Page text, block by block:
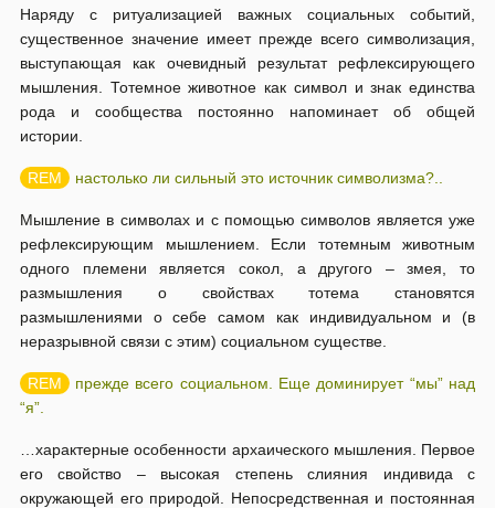
Наряду с ритуализацией важных социальных событий,
существенное значение имеет прежде всего символизация,
выступающая как очевидный результат рефлексирующего
мышления. Тотемное животное как символ и знак единства
рода и сообщества постоянно напоминает об общей
истории.
настолько ли сильный это источник символизма?..
Мышление в символах и с помощью символов является уже
рефлексирующим мышлением. Если тотемным животным
одного племени является сокол, а другого – змея, то
размышления о свойствах тотема становятся
размышлениями о себе самом как индивидуальном и (в
неразрывной связи с этим) социальном существе.
прежде всего социальном. Еще доминирует “мы” над
“я”.
…характерные особенности архаического мышления. Первое
его свойство – высокая степень слияния индивида с
окружающей его природой. Непосредственная и постоянная